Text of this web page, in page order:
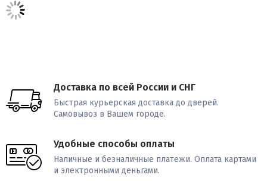
Доставка по всей России и СНГ
Быстрая курьерская доставка до дверей.
Самовывоз в Вашем городе.
Удобные способы оплаты
Наличные и безналичные платежи. Оплата картами
и электронными деньгами.